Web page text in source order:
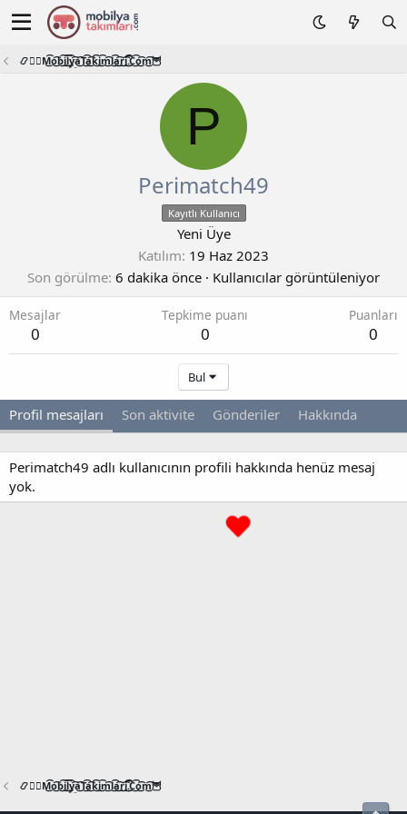
📿🧙‍♂️M͜͡o͜͡b͜͡i͜͡l͜͡y͜͡a͜͡T͜͡a͜͡k͜͡i͜͡m͜͡l͜͡a͜͡r͜͡i͜͡.͜͡C͜͡o͜͡m͜͡🦉
P
Perimatch49
Kayıtlı Kullanıcı
Yeni Üye
Katılım 19 Haz 2023
Son görülme 6 dakika önce · Kullanıcılar görüntüleniyor
Mesajlar
0
Tepkime puanı
0
Puanları
0
Bul
Profil mesajları Son aktivite Gönderiler Hakkında
Perimatch49 adlı kullanıcının profili hakkında henüz mesaj
yok.
📿🧙‍♂️M͜͡o͜͡b͜͡i͜͡l͜͡y͜͡a͜͡T͜͡a͜͡k͜͡i͜͡m͜͡l͜͡a͜͡r͜͡i͜͡.͜͡C͜͡o͜͡m͜͡🦉